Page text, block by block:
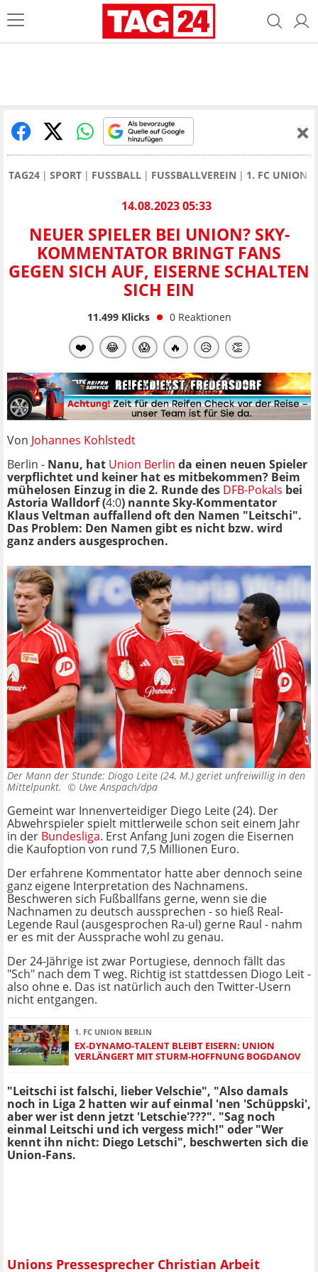
TAG24 SPORT FUSSBALL FUSSBALLVEREIN 1. FC UNION
14.08.2023 05:33
NEUER SPIELER BEI UNION? SKY-
KOMMENTATOR BRINGT FANS
GEGEN SICH AUF, EISERNE SCHALTEN
SICH EIN
11.499Klicks 0 Reaktionen
❤️ 😂 😱 🔥 😥 👏
Von Johannes Kohlstedt
Berlin - Nanu, hat Union Berlin da einen neuen Spieler
verpflichtet und keiner hat es mitbekommen? Beim
mühelosen Einzug in die 2. Runde des DFB-Pokals bei
Astoria Walldorf (4:0) nannte Sky-Kommentator
Klaus Veltman auffallend oft den Namen "Leitschi".
Das Problem: Den Namen gibt es nicht bzw. wird
ganz anders ausgesprochen.
Der Mann der Stunde: Diogo Leite (24, M.) geriet unfreiwillig in den
Mittelpunkt. © Uwe Anspach/dpa
Gemeint war Innenverteidiger Diego Leite (24). Der
Abwehrspieler spielt mittlerweile schon seit einem Jahr
in der Bundesliga. Erst Anfang Juni zogen die Eisernen
die Kaufoption von rund 7,5 Millionen Euro.
Der erfahrene Kommentator hatte aber dennoch seine
ganz eigene Interpretation des Nachnamens.
Beschweren sich Fußballfans gerne, wenn sie die
Nachnamen zu deutsch aussprechen - so hieß Real-
Legende Raul (ausgesprochen Ra-ul) gerne Raul - nahm
er es mit der Aussprache wohl zu genau.
Der 24-Jährige ist zwar Portugiese, dennoch fällt das
"Sch" nach dem T weg. Richtig ist stattdessen Diogo Leit -
also ohne e. Das ist natürlich auch den Twitter-Usern
nicht entgangen.
1. FC UNION BERLIN
EX-DYNAMO-TALENT BLEIBT EISERN: UNION
VERLÄNGERT MIT STURM-HOFFNUNG BOGDANOV
"Leitschi ist falschi, lieber Velschie", "Also damals
noch in Liga 2 hatten wir auf einmal 'nen 'Schüppski',
aber wer ist denn jetzt 'Letschie'???". "Sag noch
einmal Leitschi und ich vergess mich!" oder "Wer
kennt ihn nicht: Diego Letschi", beschwerten sich die
Union-Fans.
Unions Pressesprecher Christian Arbeit